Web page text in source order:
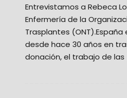
Entrevistamos a Rebeca
Enfermería de la
Trasplantes (ONT).España
desde hace 30 años en
donación, el trabajo de las